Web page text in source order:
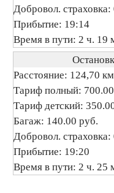
Добровол. страховка:
Прибытие: 19:14
Время в пути: 2 ч. 19
Расстояние: 124,70
Тариф полный:
Тариф детский:
Багаж: 140.00 руб.
Добровол. страховка:
Прибытие: 19:20
Время в пути: 2 ч. 25